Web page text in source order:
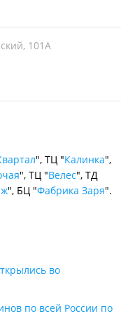
101А
", ТЦ "Калинка",
", ТЦ "Велес", ТД
", БЦ "Фабрика Заря".
во
по всей России по